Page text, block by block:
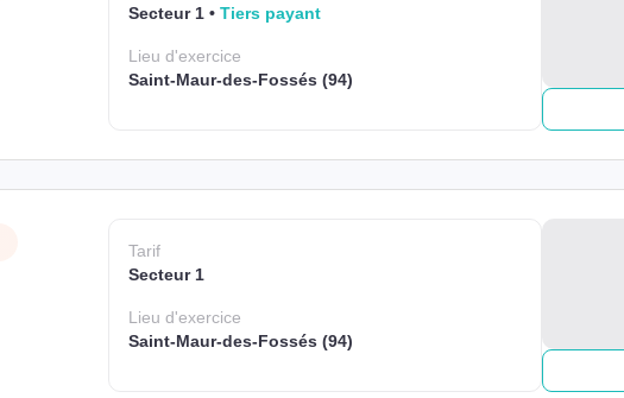
Secteur 1
Tiers payant
Lieud'exercice
Saint-Maur-des-Fossés (94)
Tarif
Secteur 1
Lieud'exercice
Saint-Maur-des-Fossés (94)